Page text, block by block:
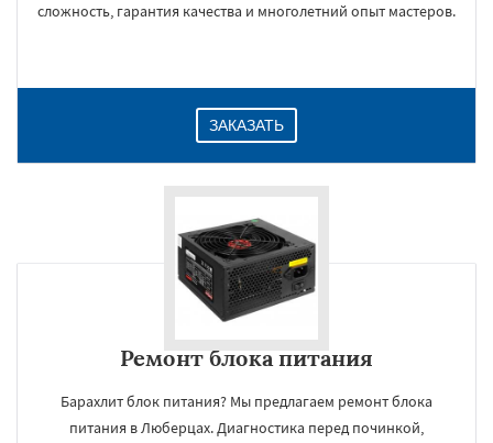
сложность, гарантия качества и многолетний опыт мастеров.
ЗАКАЗАТЬ
Ремонт блока питания
Барахлит блок питания? Мы предлагаем ремонт блока
питания в Люберцах. Диагностика перед починкой,